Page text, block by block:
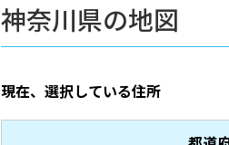
神奈川県の地図
現在、選択している住所